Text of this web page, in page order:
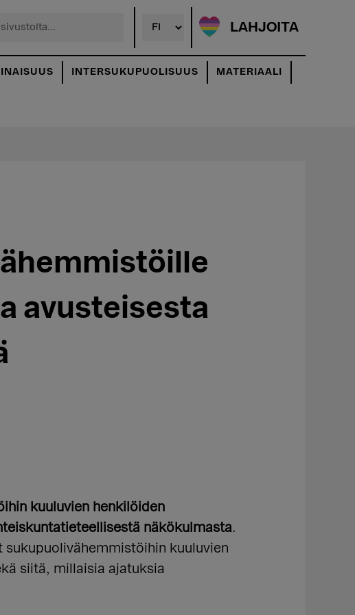
LAHJOITA
INTERSUKUPUOLISUUS MATERIAALI
avusteisesta
kuuluvien henkilöiden
näkökulmasta.
kuuluvien
siitä, millaisia ajatuksia